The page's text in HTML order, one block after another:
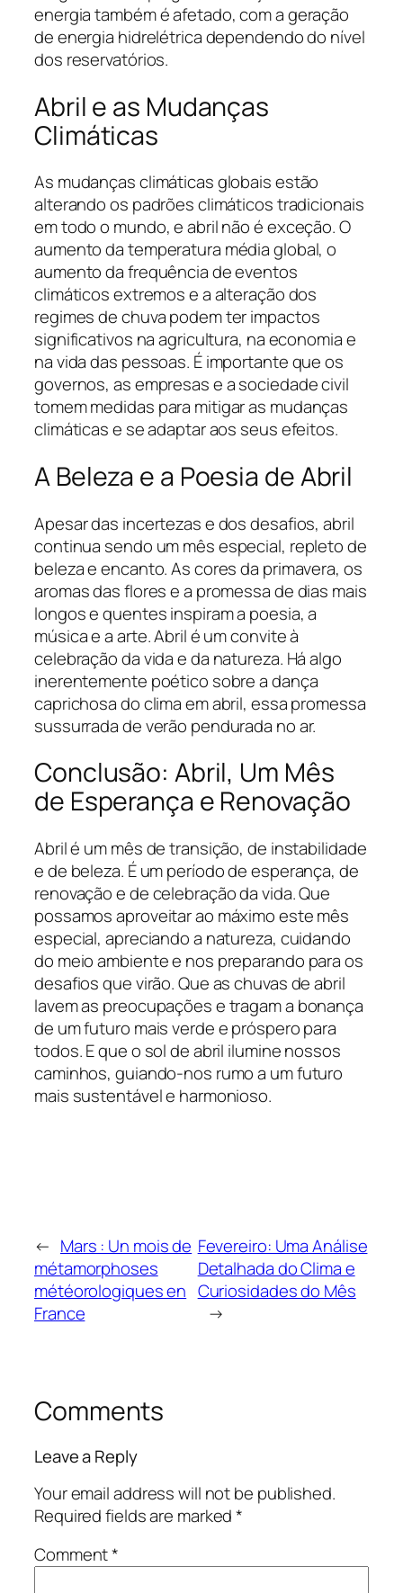
energia também é afetado, com a geração
de energia hidrelétrica dependendo do nível
dos reservatórios.
Abril e as Mudanças
Climáticas
As mudanças climáticas globais estão
alterando os padrões climáticos tradicionais
em todo o mundo, e abril não é exceção. O
aumento da temperatura média global, o
aumento da frequência de eventos
climáticos extremos e a alteração dos
regimes de chuva podem ter impactos
significativos na agricultura, na economia e
na vida das pessoas. É importante que os
governos, as empresas e a sociedade civil
tomem medidas para mitigar as mudanças
climáticas e se adaptar aos seus efeitos.
A Beleza e a Poesia de Abril
Apesar das incertezas e dos desafios, abril
continua sendo um mês especial, repleto de
beleza e encanto. As cores da primavera, os
aromas das flores e a promessa de dias mais
longos e quentes inspiram a poesia, a
música e a arte. Abril é um convite à
celebração da vida e da natureza. Há algo
inerentemente poético sobre a dança
caprichosa do clima em abril, essa promessa
sussurrada de verão pendurada no ar.
Conclusão: Abril, Um Mês
de Esperança e Renovação
Abril é um mês de transição, de instabilidade
e de beleza. É um período de esperança, de
renovação e de celebração da vida. Que
possamos aproveitar ao máximo este mês
especial, apreciando a natureza, cuidando
do meio ambiente e nos preparando para os
desafios que virão. Que as chuvas de abril
lavem as preocupações e tragam a bonança
de um futuro mais verde e próspero para
todos. E que o sol de abril ilumine nossos
caminhos, guiando-nos rumo a um futuro
mais sustentável e harmonioso.
← Mars : Un mois de
métamorphoses
météorologiques en
France
Fevereiro: Uma Análise
Detalhada do Clima e
Curiosidades do Mês
→
Comments
Leave a Reply
Your email address will not be published.
Required fields are marked*
Comment*